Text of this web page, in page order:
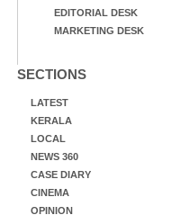
EDITORIAL DESK
MARKETING DESK
SECTIONS
LATEST
KERALA
LOCAL
NEWS 360
CASE DIARY
CINEMA
OPINION